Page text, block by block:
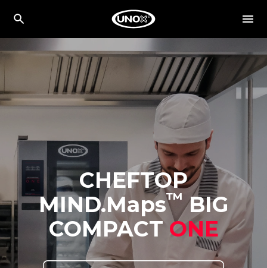
CHEFTOP
MIND.Maps™BIG
COMPACT ONE